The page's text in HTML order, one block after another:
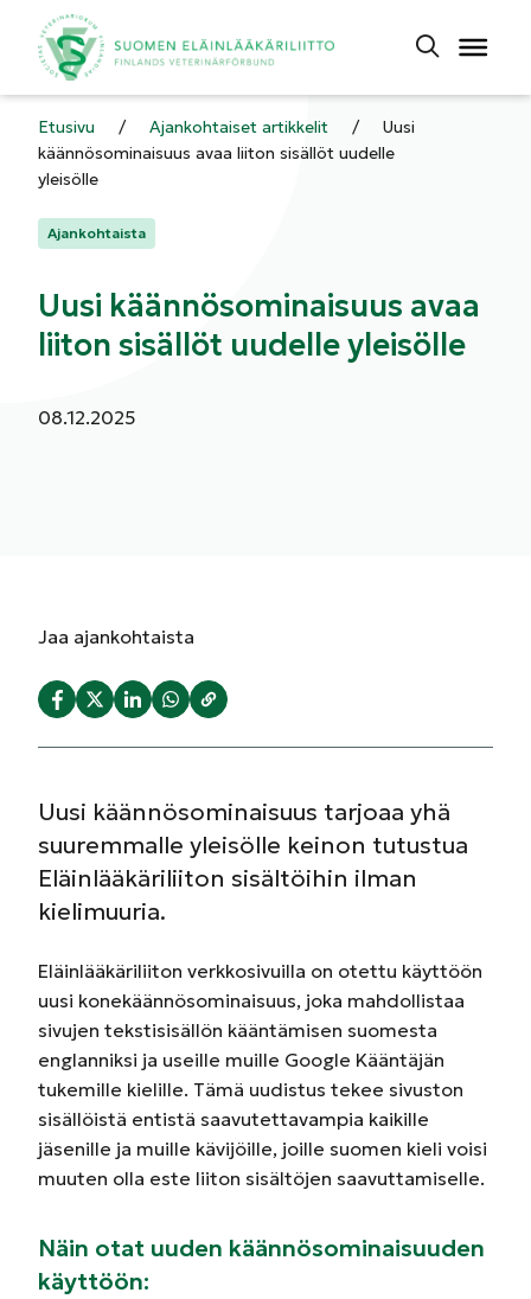
Etusivu / Ajankohtaiset artikkelit /
Uusi
käännösominaisuus avaa liiton sisällöt uudelle
yleisölle
Kategoriat:
Ajankohtaista
Uusi käännösominaisuus avaa
liiton sisällöt uudelle yleisölle
Julkaistu:
08.12.2025
Jaa ajankohtaista
Uusi käännösominaisuus tarjoaa yhä
suuremmalle yleisölle keinon tutustua
Eläinlääkäriliiton sisältöihin ilman
kielimuuria.
Eläinlääkäriliiton verkkosivuilla on otettu käyttöön
uusi konekäännösominaisuus, joka mahdollistaa
sivujen tekstisisällön kääntämisen suomesta
englanniksi ja useille muille Google Kääntäjän
tukemille kielille. Tämä uudistus tekee sivuston
sisällöistä entistä saavutettavampia kaikille
jäsenille ja muille kävijöille, joille suomen kieli voisi
muuten olla este liiton sisältöjen saavuttamiselle.
Näin otat uuden käännösominaisuuden
käyttöön: